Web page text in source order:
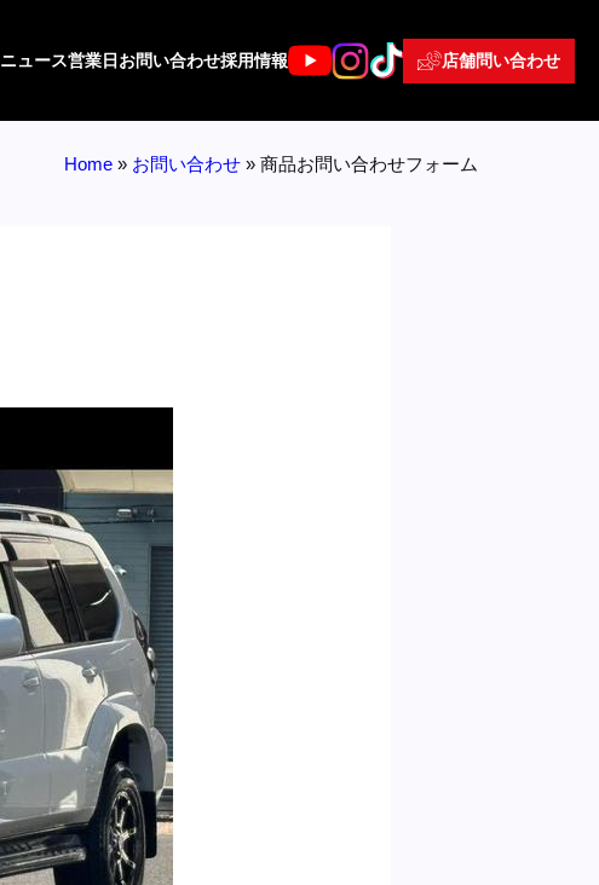
ニュース営業日 お問い合わせ採用情報 店舗問い合わせ
Home » お問い合わせ »商品お問い合わせフォーム